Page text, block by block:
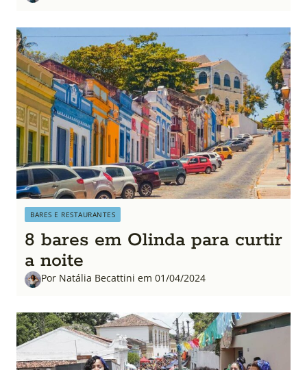
BARES E RESTAURANTES
8 bares em Olinda para curtir
a noite
Por Natália Becattini em 01/04/2024